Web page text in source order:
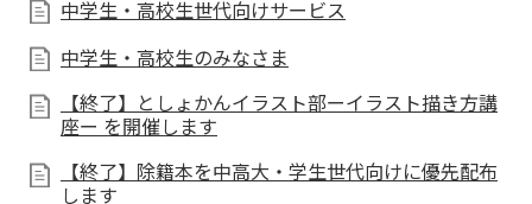
中学生・高校生世代向けサービス
中学生・高校生のみなさま
【終了】としょかんイラスト部ーイラスト描き方講
座ー を開催します
【終了】除籍本を中高大・学生世代向けに優先配布
します